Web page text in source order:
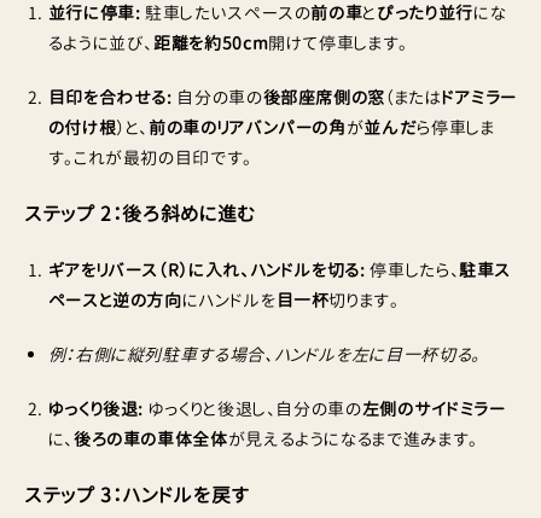
並行に停車: 駐車したいスペースの前の車とぴったり並行にな
るように並び、距離を約50cm開けて停車します。
目印を合わせる: 自分の車の後部座席側の窓（またはドアミラー
の付け根）と、 前の車のリアバンパーの角が並んだら停車しま
す。これが最初の目印です。
ステップ 2：後ろ斜めに進む
ギアをリバース（R）に入れ、ハンドルを切る: 停車したら、駐車ス
ペースと逆の方向にハンドルを目一杯切ります。
例：右側に縦列駐車する場合、ハンドルを左に目一杯切る。
ゆっくり後退: ゆっくりと後退し、自分の車の左側のサイドミラー
に、後ろの車の車体全体が見えるようになるまで進みます。
ステップ 3：ハンドルを戻す